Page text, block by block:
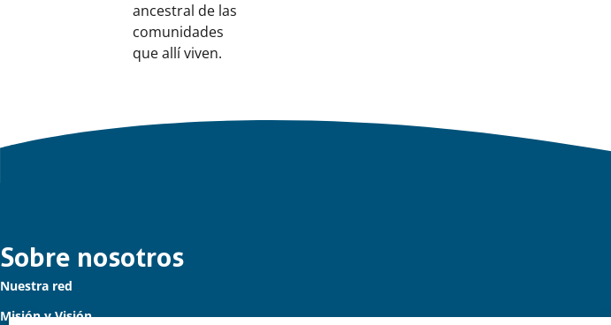
ancestral de las
comunidades
que allí viven.
Links
importantes
Sobre nosotros
Nuestra red
Misión y Visión